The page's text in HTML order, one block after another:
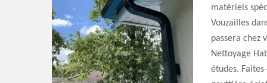
matériels
Vouzailles
passera chez
Nettoyage
études.